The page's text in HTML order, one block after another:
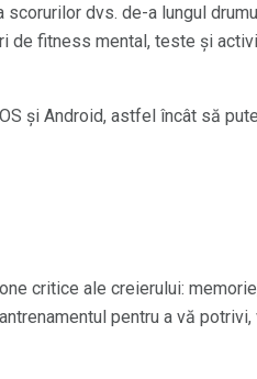
dvs. de-a lungul
de fitness mental, teste și
și Android, astfel încât să
critice ale creierului:
pentru a vă potrivi,